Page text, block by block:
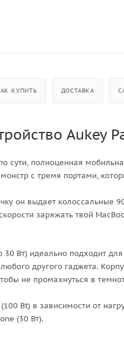
КУПИТЬ ДОСТАВКА
Aukey
сути, полноценная
с тремя портами,
он выдает колоссальные
заряжать твой
30 Вт) идеально подходит
другого гаджета.
не промахнуться в
Вt) в зависимости от
(30 Вт).